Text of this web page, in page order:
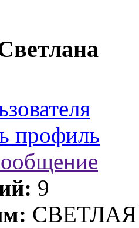
профиль
9
СВЕТЛАЯ